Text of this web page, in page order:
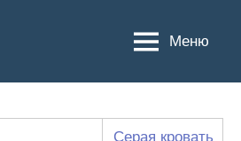
Меню
Серая кровать